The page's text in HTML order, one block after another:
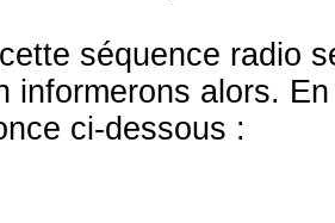
séquence radio
informerons alors.
ci-dessous :